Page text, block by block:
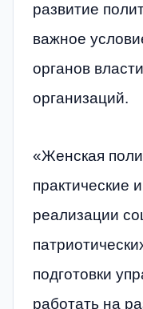
развитие
важное
органов
организаций.
«Женская
практические
реализации
подготовки
работать на